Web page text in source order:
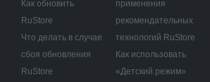
Как обновить
RuStore
Что делать в случае
сбоя обновления
RuStore
применения
рекомендательных
технологий RuStore
Как использовать
«Детский режим»